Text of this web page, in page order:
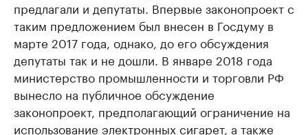
предлагали и депутаты. Впервые законопроект с
таким предложением был внесен в Госдуму в
марте 2017 года, однако, до его обсуждения
депутаты так и не дошли. В январе 2018 года
министерство промышленности и торговли РФ
вынесло на публичное обсуждение
законопроект, предполагающий ограничение на
использование электронных сигарет, а также